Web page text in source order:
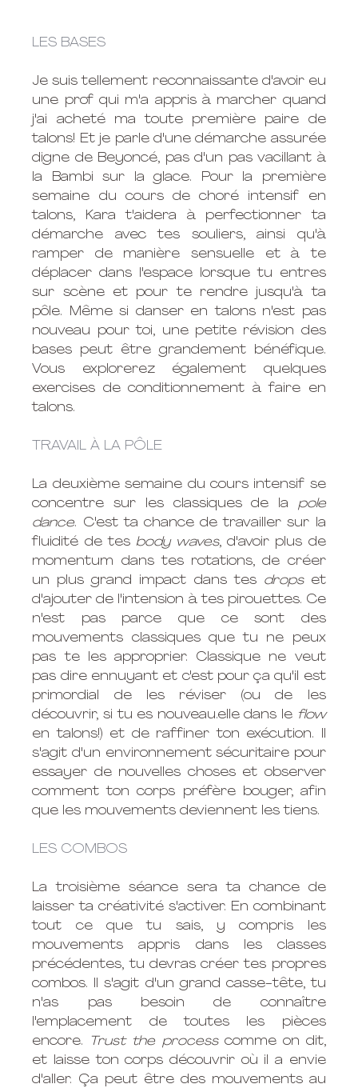
LES BASES
Je suis tellement reconnaissante d'avoir eu
une prof qui m'a appris à marcher quand
j'ai acheté ma toute première paire de
talons! Et je parle d'une démarche assurée
digne de Beyoncé, pas d'un pas vacillant à
la Bambi sur la glace. Pour la première
semaine du cours de choré intensif en
talons, Kara t'aidera à perfectionner ta
démarche avec tes souliers, ainsi qu'à
ramper de manière sensuelle et à te
déplacer dans l'espace lorsque tu entres
sur scène et pour te rendre jusqu'à ta
pôle. Même si danser en talons n'est pas
nouveau pour toi, une petite révision des
bases peut être grandement bénéfique.
Vous explorerez également quelques
exercises de conditionnement à faire en
talons.
TRAVAIL À LA PÔLE
La deuxième semaine du cours intensif se
concentre sur les classiques de la pole
dance. C'est ta chance de travailler sur la
fluidité de tes body waves, d'avoir plus de
momentum dans tes rotations, de créer
un plus grand impact dans tes drops et
d'ajouter de l'intension à tes pirouettes. Ce
n'est pas parce que ce sont des
mouvements classiques que tu ne peux
pas te les approprier. Classique ne veut
pas dire ennuyant et c'est pour ça qu'il est
primordial de les réviser (ou de les
découvrir, si tu es nouveau.elle dans le flow
en talons!) et de raffiner ton exécution. Il
s'agit d'un environnement sécuritaire pour
essayer de nouvelles choses et observer
comment ton corps préfère bouger, afin
que les mouvements deviennent les tiens.
LES COMBOS
La troisième séance sera ta chance de
laisser ta créativité s'activer. En combinant
tout ce que tu sais, y compris les
mouvements appris dans les classes
précédentes, tu devras créer tes propres
combos. Il s'agit d'un grand casse-tête, tu
n'as pas besoin de connaître
l'emplacement de toutes les pièces
encore. Trust the process comme on dit,
et laisse ton corps découvrir où il a envie
d'aller. Ça peut être des mouvements au